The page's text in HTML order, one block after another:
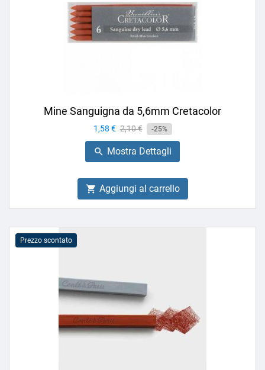
Mine Sanguigna da 5,6mm Cretacolor
Prezzo
1,58 € Prezzo
base
2,10 € -25%
 Mostra Dettagli
 Aggiungi al carrello
Prezzo scontato